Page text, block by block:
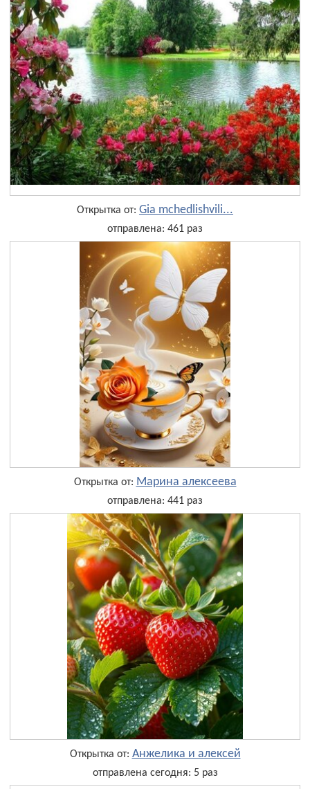
Открытка от: Gia mchedlishvili...
отправлена: 461 раз
Открытка от: Марина алексеева
отправлена: 441 раз
Открытка от: Анжелика и алексей
отправлена сегодня: 5 раз